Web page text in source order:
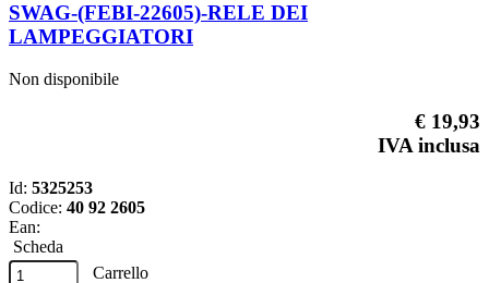
SWAG-(FEBI-22605)-RELE DEI
LAMPEGGIATORI
Non disponibile
€ 19,93
IVA inclusa
Id: 5325253
Codice: 40 92 2605
Ean:
Scheda
Carrello